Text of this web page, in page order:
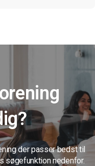
der passer bedst til
søgefunktion nedenfor.